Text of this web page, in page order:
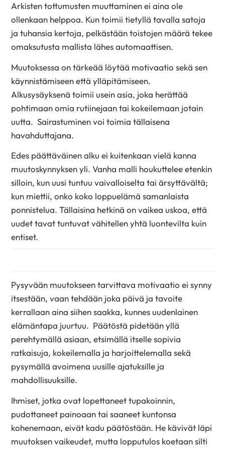
Arkisten tottumusten muuttaminen ei aina ole
ollenkaan helppoa. Kun toimii tietyllä tavalla satoja
ja tuhansia kertoja, pelkästään toistojen määrä tekee
omaksutusta mallista lähes automaattisen.
Muutoksessa on tärkeää löytää motivaatio sekä sen
käynnistämiseen että ylläpitämiseen.
Alkusysäyksenä toimii usein asia, joka herättää
pohtimaan omia rutiinejaan tai kokeilemaan jotain
uutta. Sairastuminen voi toimia tällaisena
havahduttajana.
Edes päättäväinen alku ei kuitenkaan vielä kanna
muutoskynnyksen yli. Vanha malli houkuttelee etenkin
silloin, kun uusi tuntuu vaivalloiselta tai ärsyttävältä;
kun miettii, onko koko loppuelämä samanlaista
ponnistelua. Tällaisina hetkinä on vaikea uskoa, että
uudet tavat tuntuvat vähitellen yhtä luontevilta kuin
entiset.
Pysyvään muutokseen tarvittava motivaatio ei synny
itsestään, vaan tehdään joka päivä ja tavoite
kerrallaan aina siihen saakka, kunnes uudenlainen
elämäntapa juurtuu. Päätöstä pidetään yllä
perehtymällä asiaan, etsimällä itselle sopivia
ratkaisuja, kokeilemalla ja harjoittelemalla sekä
pysymällä avoimena uusille ajatuksille ja
mahdollisuuksille.
Ihmiset, jotka ovat lopettaneet tupakoinnin,
pudottaneet painoaan tai saaneet kuntonsa
kohenemaan, eivät kadu päätöstään. He kävivät läpi
muutoksen vaikeudet, mutta lopputulos koetaan silti